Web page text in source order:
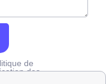
de
des